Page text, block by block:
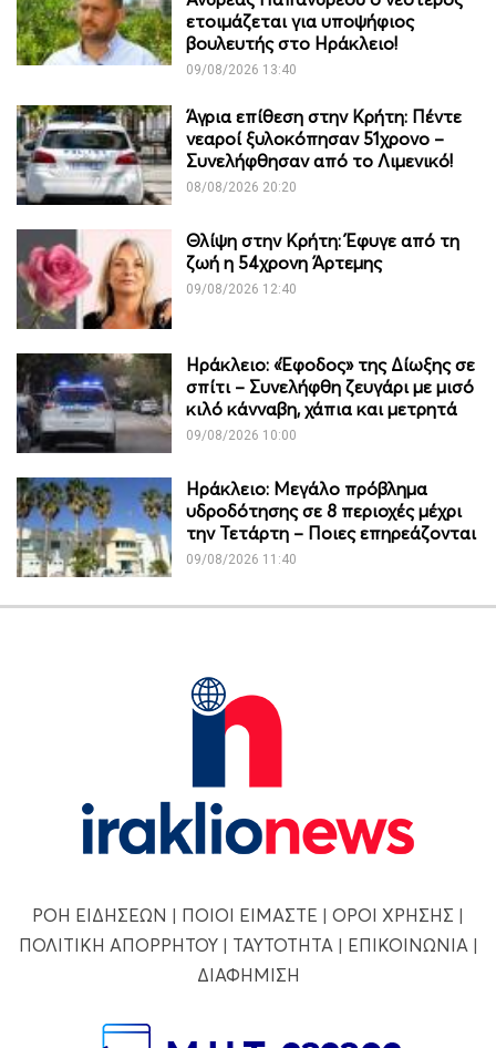
ετοιμάζεται για υποψήφιος
βουλευτής στο Ηράκλειο!
09/08/2026 13:40
Άγρια επίθεση στην Κρήτη: Πέντε
νεαροί ξυλοκόπησαν 51χρονο –
Συνελήφθησαν από το Λιμενικό!
08/08/2026 20:20
Θλίψη στην Κρήτη: Έφυγε από τη
ζωή η 54χρονη Άρτεμης
09/08/2026 12:40
Ηράκλειο: «Έφοδος» της Δίωξης σε
σπίτι – Συνελήφθη ζευγάρι με μισό
κιλό κάνναβη, χάπια και μετρητά
09/08/2026 10:00
Ηράκλειο: Μεγάλο πρόβλημα
υδροδότησης σε 8 περιοχές μέχρι
την Τετάρτη – Ποιες επηρεάζονται
09/08/2026 11:40
ΡΟΗ ΕΙΔΗΣΕΩΝ | ΠΟΙΟΙ ΕΙΜΑΣΤΕ | ΟΡΟΙ ΧΡΗΣΗΣ |
ΠΟΛΙΤΙΚΗ ΑΠΟΡΡΗΤΟΥ| ΤΑΥΤΟΤΗΤΑ | ΕΠΙΚΟΙΝΩΝΙΑ |
ΔΙΑΦΗΜΙΣΗ